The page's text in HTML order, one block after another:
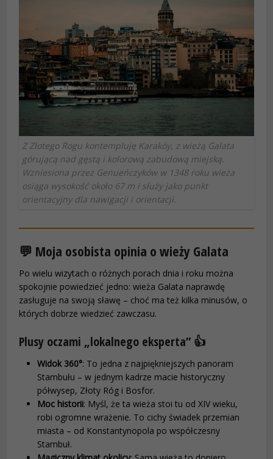
Z Złotego Rogu kontempluję Karaköy, z wieżą Galata
górującą nad gęstą i kolorową zabudową miejską.
Wzniesiona przez Genueńczyków w 1348 roku wieża
osiąga wysokość około 67 m i służy jako punkt
orientacyjny dla nawigacji i orientacji.
💬 Moja osobista opinia o wieży Galata
Po wielu wizytach o różnych porach dnia i roku można
spokojnie powiedzieć jedno: wieża Galata naprawdę
zasługuje na swoją sławę – choć ma też kilka minusów, o
których dobrze wiedzieć zawczasu.
Plusy oczami „lokalnego eksperta” 👍
Widok 360°: To jedna z najpiękniejszych panoram
Stambułu – w jednym kadrze macie historyczny
półwysep, Złoty Róg i Bosfor.
Moc historii: Myśl, że ta wieża stoi tu od XIV wieku,
robi ogromne wrażenie. To cichy świadek przemian
miasta – od Konstantynopola po współczesny
Stambuł.